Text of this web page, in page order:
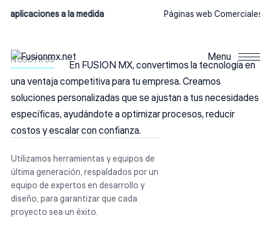
aplicaciones a la medida Páginas web Comerciales
Menu
NOSOTROS
En FUSION MX, convertimos la tecnología en
una ventaja competitiva para tu empresa. Creamos
soluciones personalizadas que se ajustan a tus necesidades
específicas, ayudándote a optimizar procesos, reducir
costos y escalar con confianza.
Utilizamos herramientas y equipos de
última generación, respaldados por un
equipo de expertos en desarrollo y
diseño, para garantizar que cada
proyecto sea un éxito.